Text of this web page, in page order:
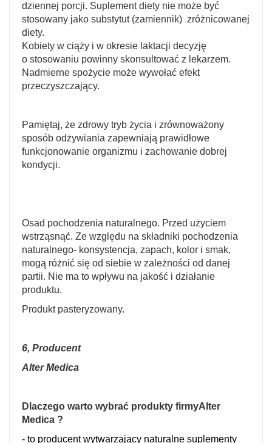
dziennej porcji. Suplement diety nie może być
stosowany jako substytut (zamiennik) zróżnicowanej
diety.
Kobiety w ciąży i w okresie laktacji decyzję
o stosowaniu powinny skonsultować z lekarzem.
Nadmierne spożycie może wywołać efekt
przeczyszczający.
Pamiętaj, że zdrowy tryb życia i zrównoważony
sposób odżywiania zapewniają prawidłowe
funkcjonowanie organizmu i zachowanie dobrej
kondycji.
Osad pochodzenia naturalnego. Przed użyciem
wstrząsnąć. Ze względu na składniki pochodzenia
naturalnego- konsystencja, zapach, kolor i smak,
mogą różnić się od siebie w zależności od danej
partii. Nie ma to wpływu na jakość i działanie
produktu.
Produkt pasteryzowany.
6, Producent
Alter Medica
Dlaczego warto wybrać produkty firmyAlter
Medica ?
- to producent wytwarzający naturalne suplementy